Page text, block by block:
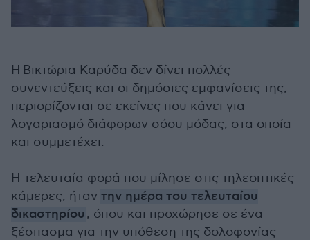
Η Βικτώρια Καρύδα δεν δίνει πολλές
συνεντεύξεις και οι δημόσιες εμφανίσεις της,
περιορίζονται σε εκείνες που κάνει για
λογαριασμό διάφορων σόου μόδας, στα οποία
και συμμετέχει.
Η τελευταία φορά που μίλησε στις τηλεοπτικές
κάμερες, ήταν την ημέρα του τελευταίου
δικαστηρίου , όπου και προχώρησε σε ένα
ξέσπασμα για την υπόθεση της δολοφονίας